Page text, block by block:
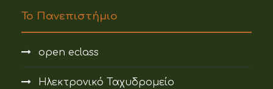
Το Πανεπιστήμιο
open eclass
Ηλεκτρονικό Ταχυδρομείο